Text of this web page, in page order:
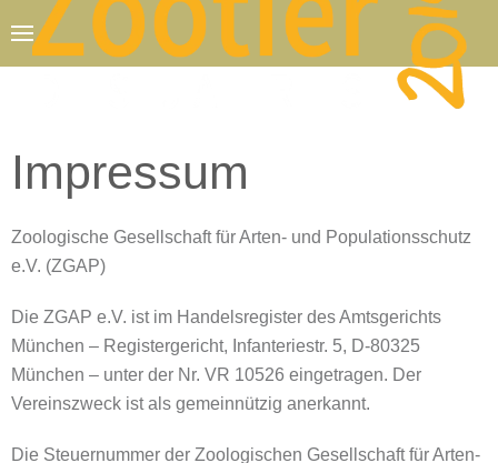
Zum Hauptinhalt springen
Impressum
Zoologische Gesellschaft für Arten- und Populationsschutz
e.V. (ZGAP)
Die ZGAP e.V. ist im Handelsregister des Amtsgerichts
München – Registergericht, Infanteriestr. 5, D-80325
München – unter der Nr. VR 10526 eingetragen. Der
Vereinszweck ist als gemeinnützig anerkannt.
Die Steuernummer der Zoologischen Gesellschaft für Arten-